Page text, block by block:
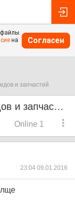
файлы.
на
Согласен
и запчастей
Покупка и продажа велосипедов и запчастей
Online 1
23:04 09.01.2016